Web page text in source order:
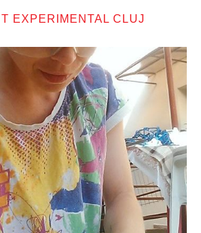
EXPERIMENTAL CLUJ